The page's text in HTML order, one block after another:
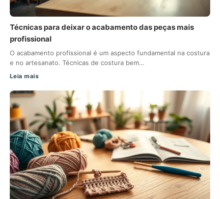
Técnicas para deixar o acabamento das peças mais
profissional
O acabamento profissional é um aspecto fundamental na costura
e no artesanato. Técnicas de costura bem…
Leia mais